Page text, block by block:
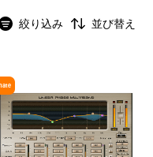
絞り込み 並び替え